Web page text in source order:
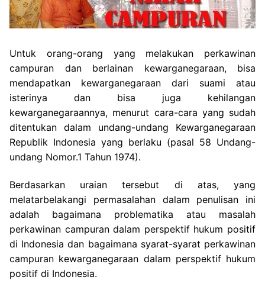
Untuk orang-orang yang melakukan perkawinan
campuran dan berlainan kewarganegaraan, bisa
mendapatkan kewarganegaraan dari suami atau
isterinya dan bisa juga kehilangan
kewarganegaraannya, menurut cara-cara yang sudah
ditentukan dalam undang-undang Kewarganegaraan
Republik Indonesia yang berlaku (pasal 58 Undang-
undang Nomor.1 Tahun 1974).
Berdasarkan uraian tersebut di atas, yang
melatarbelakangi permasalahan dalam penulisan ini
adalah bagaimana problematika atau masalah
perkawinan campuran dalam perspektif hukum positif
di Indonesia dan bagaimana syarat-syarat perkawinan
campuran kewarganegaraan dalam perspektif hukum
positif di Indonesia.